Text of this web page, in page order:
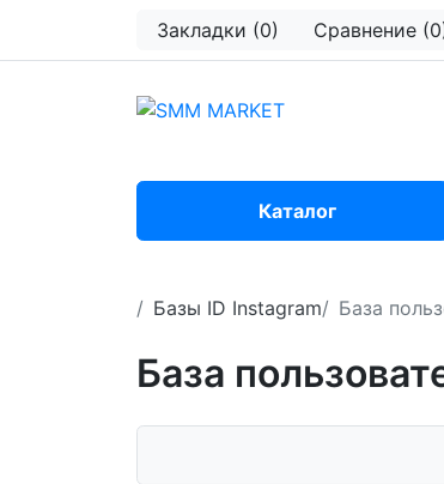
Закладки (0) Сравнение
Каталог
Базы ID Instagram База
База